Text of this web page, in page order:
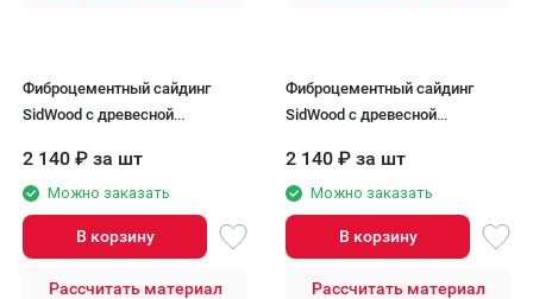
Фиброцементный сайдинг
SidWood с древесной
2 140 ₽ за шт
Можно заказать
В корзину
Рассчитать материал
Фиброцементный сайдинг
SidWood с древесной
2 140 ₽ за шт
Можно заказать
В корзину
Рассчитать материал